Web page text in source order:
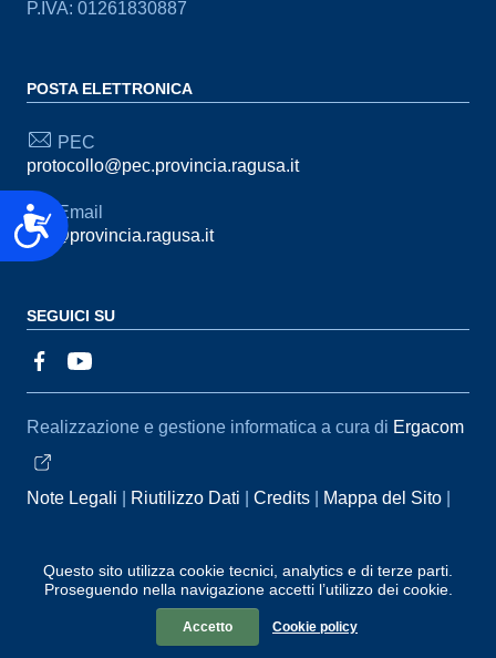
Accessibilità
Questo sito utilizza cookie tecnici, analytics e di terze parti.
Proseguendo nella navigazione accetti l’utilizzo dei cookie.
Accetto Cookie policy
P.IVA: 01261830887
POSTA ELETTRONICA
PEC
protocollo@pec.provincia.ragusa.it
Email
urp@provincia.ragusa.it
SEGUICI SU
Sezione Link Utili
Realizzazione e gestione informatica a cura di Ergacom
Note Legali Riutilizzo Dati Credits
Mappa del Sito
Segnalazioni
Statistiche accessi
Dichiarazione di
Accessibilità